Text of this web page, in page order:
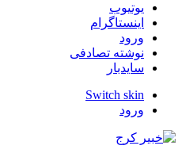
یوتیوب
اینستاگرام
ورود
نوشته تصادفی
سایدبار
Switch skin
ورود